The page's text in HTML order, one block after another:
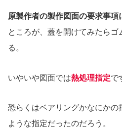
原製作者の製作図面の要求事項
ところが、蓋を開けてみたら
る。
いやいや図面では熱処理指定で
恐らくはベアリングかなにかの
ような指定だったのだろう。